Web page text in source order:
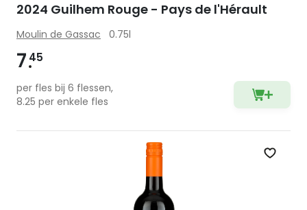
2024 Guilhem Rouge - Pays de l'Hérault
Moulin de Gassac 0.75l
7 45
per fles bij 6 flessen,
8.25 per enkele fles
Zet